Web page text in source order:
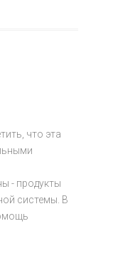
что эта
- продукты
системы. В